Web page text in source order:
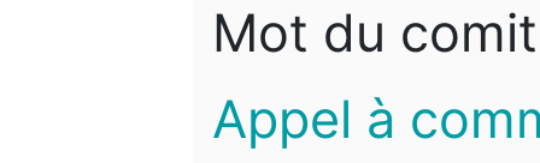
Mot du
Appel à